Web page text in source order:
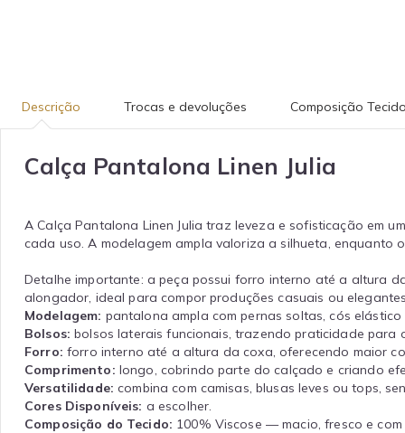
Descrição Trocas e devoluções Composição Tecido
Calça Pantalona Linen Julia
A Calça Pantalona Linen Julia traz leveza e sofisticação em
cada uso. A modelagem ampla valoriza a silhueta, enquanto
Detalhe importante: a peça possui forro interno até a altura
alongador, ideal para compor produções casuais ou
Modelagem: pantalona ampla com pernas soltas, cós
Bolsos: bolsos laterais funcionais, trazendo praticidade para
Forro: forro interno até a altura da coxa, oferecendo maior
Comprimento: longo, cobrindo parte do calçado e criando
Versatilidade: combina com camisas, blusas leves ou tops,
Cores Disponíveis: a escolher.
Composição do Tecido: 100% Viscose — macio, fresco e com